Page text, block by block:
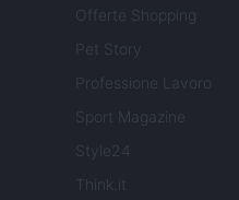
Offerte Shopping
Pet Story
Professione Lavoro
Sport Magazine
Style24
Think.it